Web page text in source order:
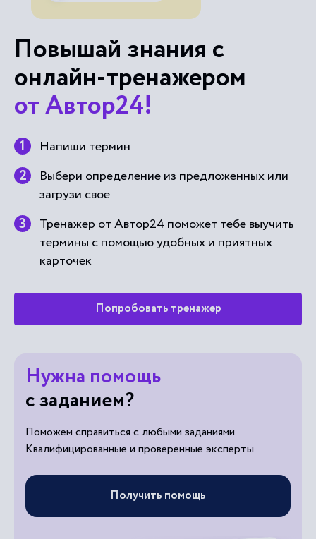
Повышай знания с
онлайн-тренажером
от Автор24!
Напиши термин
Выбери определение из предложенных или
загрузи свое
Тренажер от Автор24 поможет тебе выучить
термины с помощью удобных и приятных
карточек
Попробовать тренажер
Нужна помощь
с заданием?
Поможем справиться с любыми заданиями.
Квалифицированные и проверенные эксперты
Получить помощь